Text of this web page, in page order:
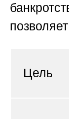
Цель